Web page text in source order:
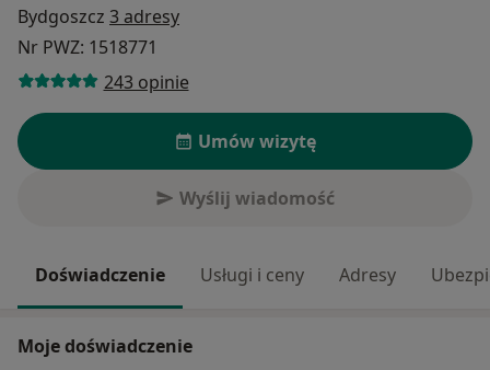
Bydgoszcz 3 adresy
Nr PWZ: 1518771
243 opinie
Umów wizytę
Wyślij wiadomość
Doświadczenie Usługi i ceny Adresy
Moje doświadczenie